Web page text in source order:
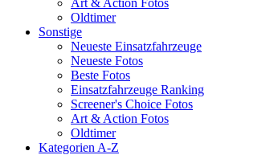
Art & Action Fotos
Oldtimer
Sonstige
Neueste Einsatzfahrzeuge
Neueste Fotos
Beste Fotos
Einsatzfahrzeuge Ranking
Screener's Choice Fotos
Art & Action Fotos
Oldtimer
Kategorien A-Z